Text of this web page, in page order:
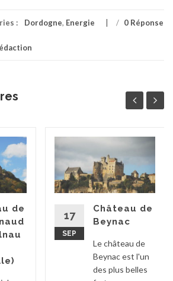
: Dordogne, Energie / 0 Réponse
de
17
SEP
Château de
Beynac
Le château de
Beynac est l'un
des plus belles